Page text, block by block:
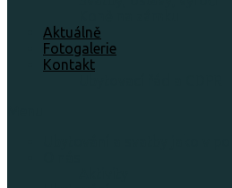
Aktuálně
Fotogalerie
Kontakt